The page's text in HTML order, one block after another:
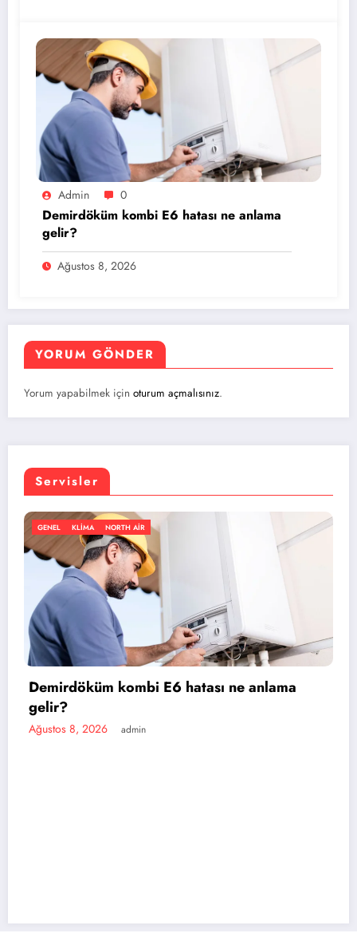
Admin 0
Demirdöküm kombi E6 hatası ne anlama
gelir?
Ağustos 8, 2026
YORUM GÖNDER
Yorum yapabilmek için oturum açmalısınız.
Servisler
hatası ne anlama
NORTH AIR